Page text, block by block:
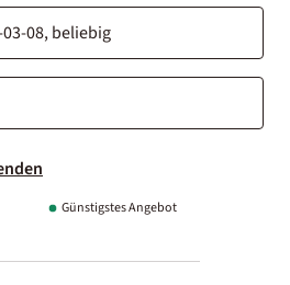
Günstigstes Angebot